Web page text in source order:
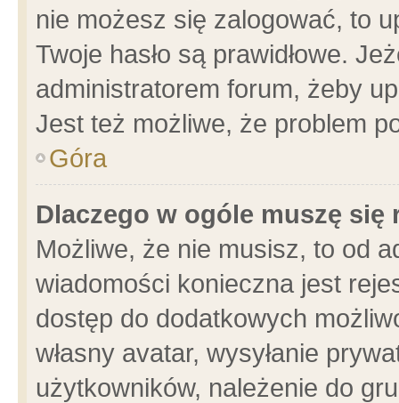
nie możesz się zalogować, to
Twoje hasło są prawidłowe.
administratorem forum, żeby
Jest też możliwe, że problem
Góra
Dlaczego w ogóle muszę się
Możliwe, że nie musisz, to od
wiadomości konieczna jest
dostęp do dodatkowych
własny avatar, wysyłanie
użytkowników, należenie do